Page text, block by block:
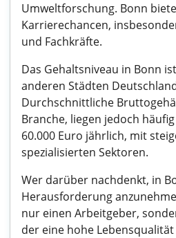
Umweltforschung. Bonn
Karrierechancen,
und Fachkräfte.
Das Gehaltsniveau in Bonn
anderen Städten
Durchschnittliche
Branche, liegen jedoch
60.000 Euro jährlich, mit
spezialisierten Sektoren.
Wer darüber nachdenkt, in
Herausforderung
nur einen Arbeitgeber,
der eine hohe